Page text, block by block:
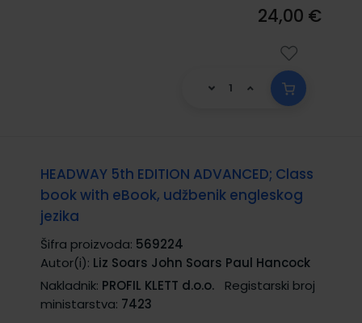
24,00 €
HEADWAY 5th EDITION ADVANCED; Class
book with eBook, udžbenik engleskog
jezika
Šifra proizvoda: 569224
Autor(i): Liz Soars John Soars Paul Hancock
Nakladnik: PROFIL KLETT d.o.o.
Registarski broj
ministarstva: 7423